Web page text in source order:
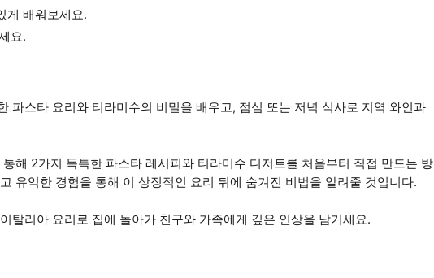
게 배워보세요.
요.
파스타 요리와 티라미수의 비밀을 배우고, 점심 또는 저녁 식사로 지역 와인과
해 2가지 독특한 파스타 레시피와 티라미수 디저트를 처음부터 직접 만드는 방
유익한 경험을 통해 이 상징적인 요리 뒤에 숨겨진 비법을 알려줄 것입니다.
탈리아 요리로 집에 돌아가 친구와 가족에게 깊은 인상을 남기세요.